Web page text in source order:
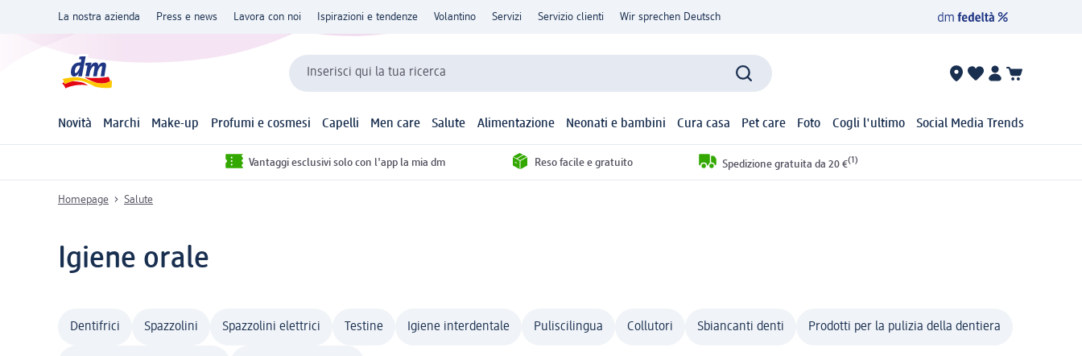
La nostra azienda Press e news Lavora con noi Ispirazioni e tendenze Volantino Servizi Servizio clienti Wir sprechen Deutsch
Inserisci qui la tua ricerca
Novità Marchi Make-up Profumi e cosmesi Capelli Men care Salute Alimentazione Neonati e bambini Cura casa Pet care Foto Cogli l'ultimo Social Media Trends
Vantaggi esclusivi solo con l'app la mia dm Reso facile e gratuito Spedizione gratuita da 20 €(1)
Homepage Salute
Igiene orale
Dentifrici Spazzolini Spazzolini elettrici Testine Igiene interdentale Puliscilingua Collutori Sbiancanti denti Prodotti per la pulizia della dentiera